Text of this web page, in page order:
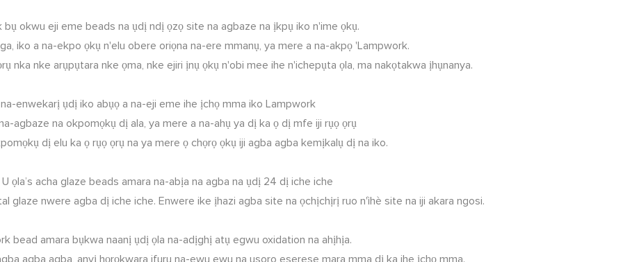
bụ okwu eji eme beads na ụdị ndị ọzọ site na agbaze na ịkpụ iko n'ime ọkụ.
iko a na-ekpo ọkụ n'elu obere oriọna na-ere mmanụ, ya mere a na-akpọ 'Lampwork.
nka nke arụpụtara nke ọma, nke ejiri ịnụ ọkụ n'obi mee ihe n'ichepụta ọla, ma nakọtakwa ịhụnanya.
enwekarị ụdị iko abụọ a na-eji eme ihe ịchọ mma iko Lampwork
agbaze na okpomọkụ dị ala, ya mere a na-ahụ ya dị ka ọ dị mfe iji rụọ ọrụ
dị elu ka ọ rụọ ọrụ na ya mere ọ chọrọ ọkụ iji agba agba kemịkalụ dị na iko.
ọla’s acha glaze beads amara na-abịa na agba na ụdị 24 dị iche iche
glaze nwere agba dị iche iche. Enwere ike ịhazi agba site na ọchịchịrị ruo n'ìhè site na iji akara ngosi.
bead amara bụkwa naanị ụdị ọla na-adịghị atụ egwu oxidation na ahịhịa.
agba agba, anyị họrọkwara ifuru na-ewu ewu na usoro eserese mara mma dị ka ihe ịchọ mma.